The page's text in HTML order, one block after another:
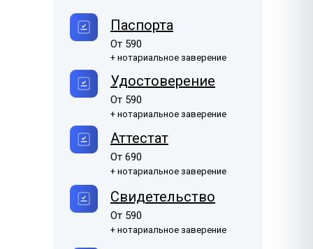
Филиппинский
Фарси
Боснийский
Bosanski
Паспорта
Аттестат
Удостоверение
Свидетельство
От 590
От 590
От 590
От 690
+ нотариальное заверение
+ нотариальное заверение
+ нотариальное заверение
+ нотариальное заверение